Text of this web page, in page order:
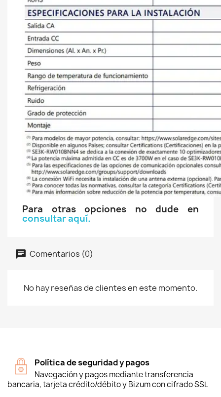
Para otras opciones no dude en
consultar aquí.
Comentarios (0)
No hay reseñas de clientes en este momento.
Política de seguridad y pagos
Navegación y pagos mediante transferencia
bancaria, tarjeta crédito/débito y Bizum con cifrado SSL